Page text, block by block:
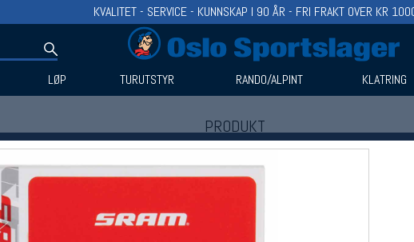
KVALITET - SERVICE - KUNNSKAP I 90 ÅR - FRI FRAKT OVER KR
LØP TURUTSTYR RANDO/ALPINT KLATRING
PRODUKT
Produkter (1)
Bruk filter til å spisse søket